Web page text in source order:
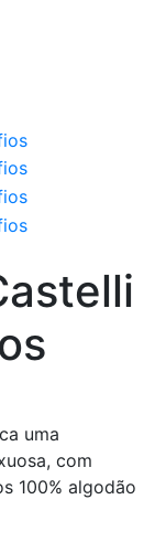
uma
com
100% algodão